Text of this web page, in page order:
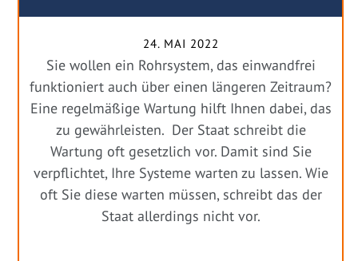
24. MAI 2022
Sie wollen ein Rohrsystem, das einwandfrei
funktioniert auch über einen längeren Zeitraum?
Eine regelmäßige Wartung hilft Ihnen dabei, das
zu gewährleisten. Der Staat schreibt die
Wartung oft gesetzlich vor. Damit sind Sie
verpflichtet, Ihre Systeme warten zu lassen. Wie
oft Sie diese warten müssen, schreibt das der
Staat allerdings nicht vor.